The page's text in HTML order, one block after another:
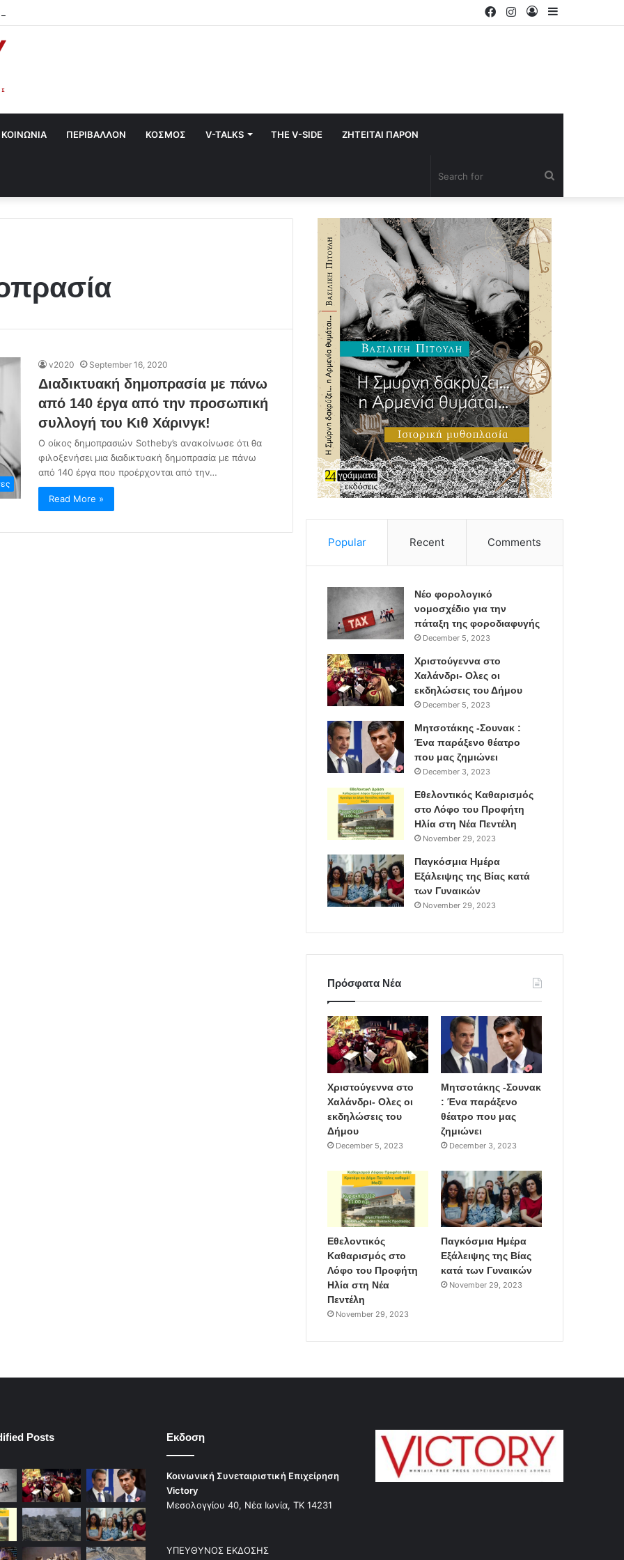
Log
Instagram
Facebook
ΚΟΙΝΩΝΙΑ ΠΕΡΙΒΑΛΛΟΝ ΚΟΣΜΟΣ V-TALKS THE V-SIDE ΖΗΤΕΙΤΑΙ ΠΑΡΟΝ
v2020 September 16, 2020
Διαδικτυακή δημοπρασία με πάνω
από 140 έργα από την προσωπική
συλλογή του Κιθ Χάρινγκ!
Ο οίκος δημοπρασιών Sotheby’s ανακοίνωσε ότι θα
φιλοξενήσει μια διαδικτυακή δημοπρασία με πάνω
από 140 έργα που προέρχονται από την…
Read More »
Popular Recent Comments
Νέο φορολογικό
νομοσχέδιο για την
πάταξη της φοροδιαφυγής
December 5, 2023
Χριστούγεννα στο
Χαλάνδρι- Ολες οι
εκδηλώσεις του Δήμου
December 5, 2023
Μητσοτάκης -Σουνακ :
Ένα παράξενο θέατρο
που μας ζημιώνει
December 3, 2023
Εθελοντικός Καθαρισμός
στο Λόφο του Προφήτη
Ηλία στη Νέα Πεντέλη
November 29, 2023
Παγκόσμια Ημέρα
Εξάλειψης της Βίας κατά
των Γυναικών
November 29, 2023
Πρόσφατα Νέα
Χριστούγεννα στο
Χαλάνδρι- Ολες οι
εκδηλώσεις του
Δήμου
December 5, 2023
Μητσοτάκης -Σουνακ
: Ένα παράξενο
θέατρο που μας
ζημιώνει
December 3, 2023
Εθελοντικός
Καθαρισμός στο
Λόφο του Προφήτη
Ηλία στη Νέα
Πεντέλη
November 29, 2023
Παγκόσμια Ημέρα
Εξάλειψης της Βίας
κατά των Γυναικών
November 29, 2023
Posts Εκδοση
Κοινωνική Συνεταιριστική Επιχείρηση
Victory
Μεσολογγίου 40, Νέα Ιωνία, ΤΚ 14231
ΥΠΕΥΘΥΝΟΣ ΕΚΔΟΣΗΣ